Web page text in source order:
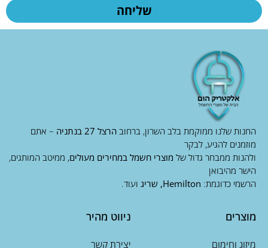
שליחה
החנות שלנו ממוקמת בלב השרון, ברחוב הרצל 27 בנתניה
– אתם
מוזמנים להגיע, לבקר
ולהנות ממבחר גדול של מוצרי חשמל במחירים מעולים, ממיטב המותגים,
הישר מהיבואן
הרשמי כדוגמת: Hemilton, שריג ועוד.
מוצרים
מיזוג וחימום
ניווט מהיר
יצירת קשר